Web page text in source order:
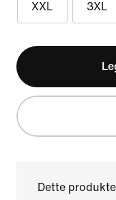
XXL 3XL
Dette